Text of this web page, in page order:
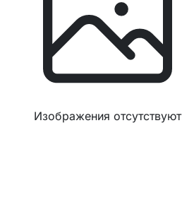
Изображения отсутствуют